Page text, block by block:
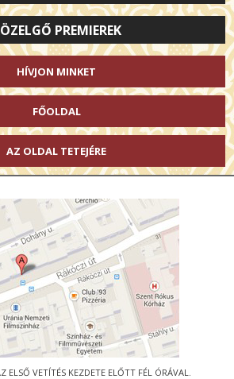
PREMIEREK
HÍVJON MINKET
FŐOLDAL
AZ OLDAL TETEJÉRE
ELSŐ VETÍTÉS KEZDETE ELŐTT FÉL ÓRÁVAL.